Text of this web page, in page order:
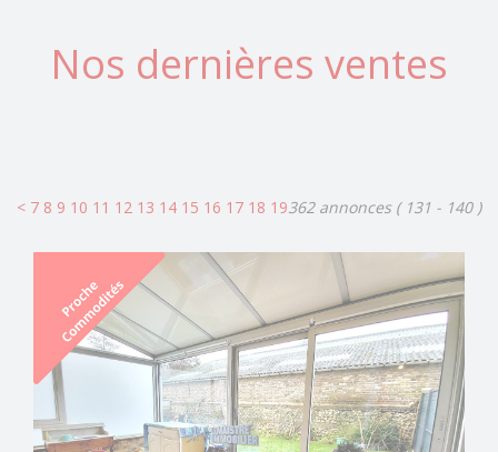
Nos dernières ventes
362 annonces ( 131 - 140 )
< 7 8 9 10 11 12 13 14 15 16 17 18 19